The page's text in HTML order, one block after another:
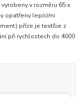
v rozměru 65 x
opatřeny lepícími
příze je textílie z
při rychlostech do 4000